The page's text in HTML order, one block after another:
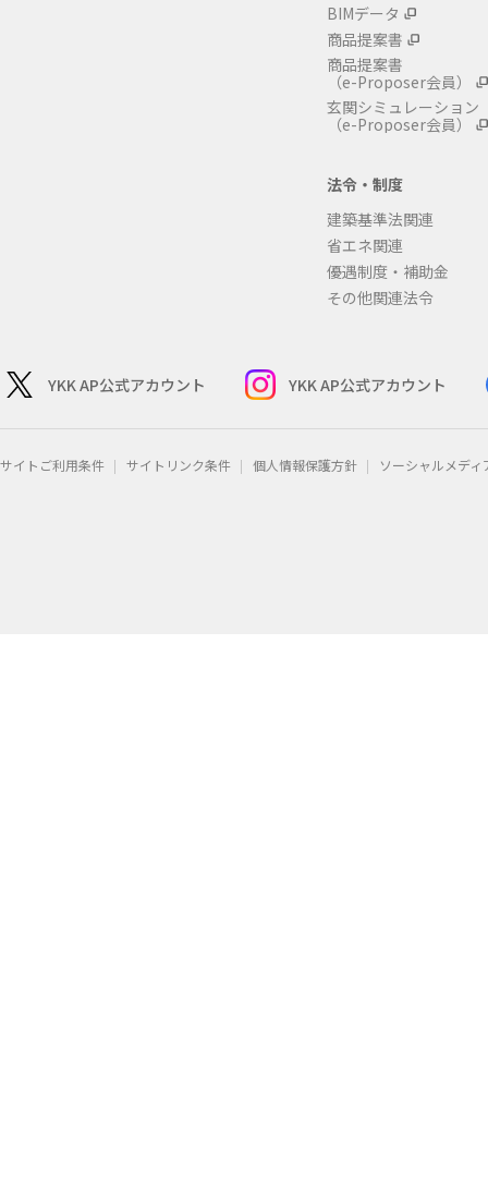
BIMデータ
商品提案書
商品提案書
（e-Proposer会員）
玄関シミュレーション
（e-Proposer会員）
法令・制度
建築基準法関連
省エネ関連
優遇制度・補助金
その他関連法令
YKK AP公式アカウント YKK AP公式アカウント
サイトご利用条件 サイトリンク条件 個人情報保護方針 ソーシャルメデ